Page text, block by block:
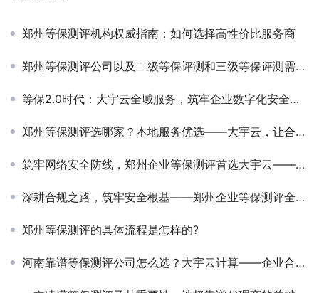
郑州等保测评机构权威指南：如何选择高性价比服务商
郑州等保测评公司以及二级等保评测和三级等保评测需要多少钱？
等保2.0时代：大宇云全域服务，筑牢企业数字化安全基石
郑州等保测评选哪家？本地服务优选——大宇云，让合规更高效、更贴心
筑牢网络安全防线，郑州企业等保测评首选大宇云——合规守护，专业赋能
深耕合规之路，筑牢安全根基——郑州企业等保测评全解析
郑州等保测评的具体流程是怎样的?
河南靠谱等保测评公司怎么选？大宇云计算——企业合规首选标杆